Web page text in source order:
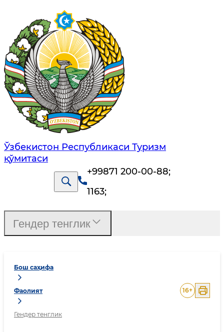
Ўзбекистон Республикаси Туризм
қўмитаси
+99871 200-00-88;
1163;
Бош саҳифа
Фаолият
Гендер тенглик
16+
Гендер тенглик